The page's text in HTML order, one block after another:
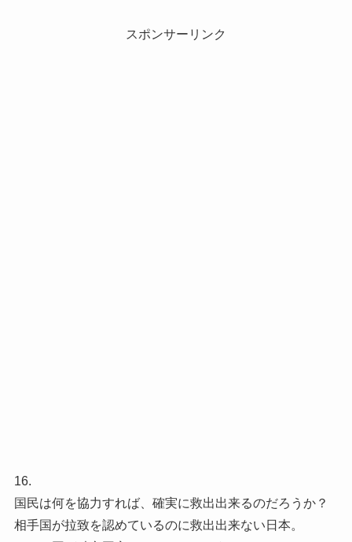
スポンサーリンク
16.
国民は何を協力すれば、確実に救出出来るのだろうか？
相手国が拉致を認めているのに救出出来ない日本。